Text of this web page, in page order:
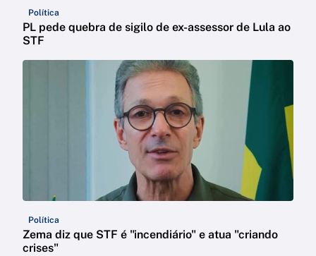
Política
PL pede quebra de sigilo de ex-assessor de Lula ao
STF
Política
Zema diz que STF é "incendiário" e atua "criando
crises"